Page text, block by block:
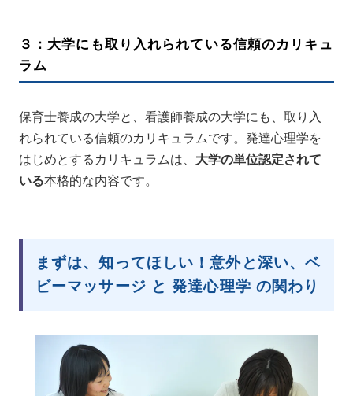
３：大学にも取り入れられている信頼のカリキュ
ラム
保育士養成の大学と、看護師養成の大学にも、取り入
れられている信頼のカリキュラムです。発達心理学を
はじめとするカリキュラムは、 大学の単位認定されて
いる本格的な内容です。
まずは、知ってほしい！意外と深い、ベ
ビーマッサージ と 発達心理学 の関わり